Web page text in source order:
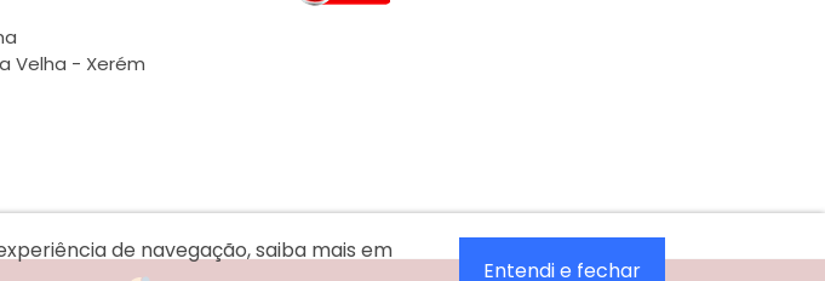
Velha - Xerém
de navegação, saiba mais em
Entendi e fechar